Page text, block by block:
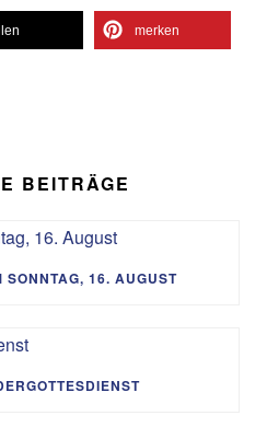
merken
BEITRÄGE
SONNTAG, 16. AUGUST